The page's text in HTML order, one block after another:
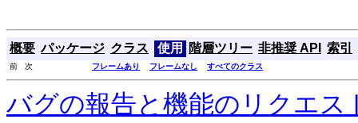
概要 パッケージ クラス 使用 階層ツリー 非推奨 API 索引
前 次 フレームあり フレームなし すべてのクラス
バグの報告と機能のリクエス